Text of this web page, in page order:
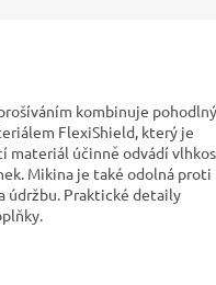
kombinuje
FlexiShield, který je
materiál účinně odvádí
Mikina je také odolná proti
údržbu. Praktické detaily